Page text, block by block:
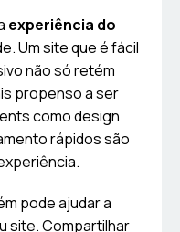
experiência do
Um site que é fácil
não só retém
propenso a ser
como design
rápidos são
pode ajudar a
site. Compartilhar